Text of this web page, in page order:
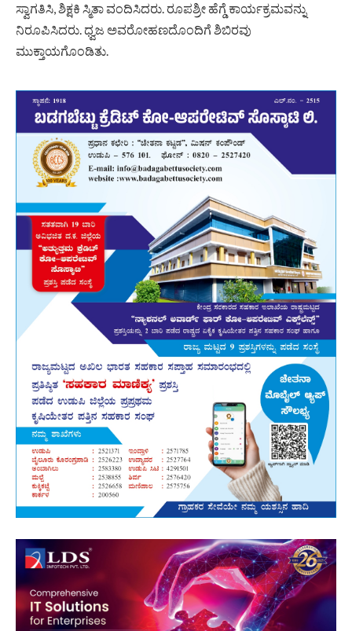
ಸ್ವಾಗತಿಸಿ, ಶಿಕ್ಷಕಿ ಸ್ಮಿತಾ ವಂದಿಸಿದರು. ರೂಪಶ್ರೀ ಹೆಗ್ಡೆ ಕಾರ್ಯಕ್ರಮವನ್ನು
ನಿರೂಪಿಸಿದರು. ಧ್ವಜ ಅವರೋಹಣದೊಂದಿಗೆ ಶಿಬಿರವು
ಮುಕ್ತಾಯಗೊಂಡಿತು.